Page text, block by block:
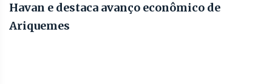
Havan e destaca avanço econômico de
Ariquemes